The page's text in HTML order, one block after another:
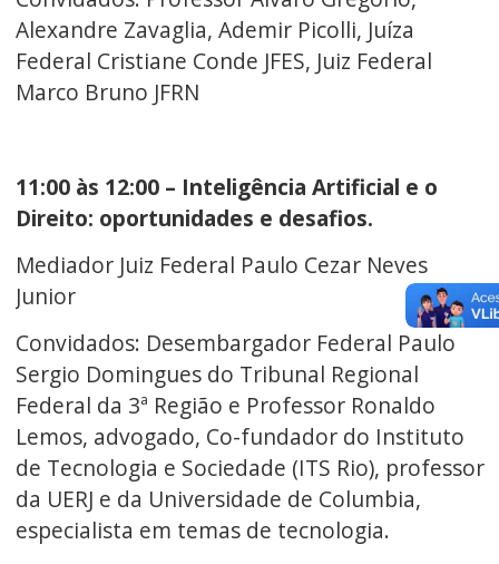
Alexandre Zavaglia, Ademir Picolli, Juíza
Federal Cristiane Conde JFES, Juiz Federal
Marco Bruno JFRN
11:00 às 12:00 – Inteligência Artificial e o
Direito: oportunidades e desafios.
Mediador Juiz Federal Paulo Cezar Neves
Junior
Convidados: Desembargador Federal Paulo
Sergio Domingues do Tribunal Regional
Federal da 3ª Região e Professor Ronaldo
Lemos, advogado, Co-fundador do Instituto
de Tecnologia e Sociedade (ITS Rio), professor
da UERJ e da Universidade de Columbia,
especialista em temas de tecnologia.